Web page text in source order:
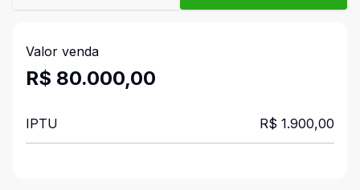
Valor venda
R$ 80.000,00
IPTU R$ 1.900,00